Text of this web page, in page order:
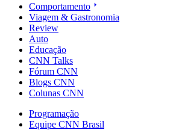
Comportamento
Viagem & Gastronomia
Review
Auto
Educação
CNN Talks
Fórum CNN
Blogs CNN
Colunas CNN
Programação
Equipe CNN Brasil